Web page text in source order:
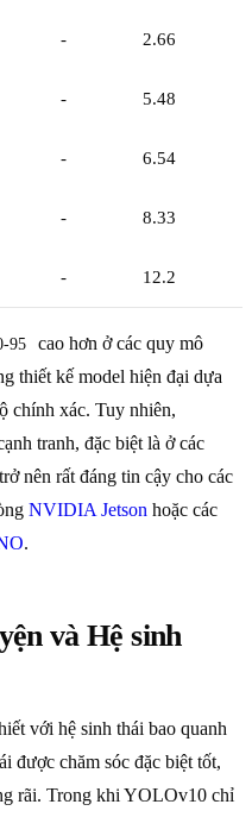
- 2.66
- 5.48
- 6.54
- 8.33
- 12.2
95
cao hơn ở các quy mô
thiết kế model hiện đại dựa
chính xác. Tuy nhiên,
tranh, đặc biệt là ở các
nên rất đáng tin cậy cho các
NVIDIA Jetson hoặc các
.
và Hệ sinh
với hệ sinh thái bao quanh
được chăm sóc đặc biệt tốt,
rãi. Trong khi YOLOv10 chỉ